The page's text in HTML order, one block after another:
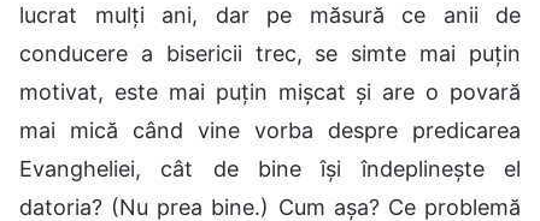
lucrat mulți ani, dar pe măsură ce anii de
conducere a bisericii trec, se simte mai puțin
motivat, este mai puțin mișcat și are o povară
mai mică când vine vorba despre predicarea
Evangheliei, cât de bine își îndeplinește el
datoria? (Nu prea bine.) Cum așa? Ce problemă